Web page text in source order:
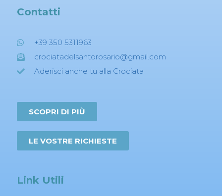
Contatti
+39 350 5311963
crociatadelsantorosario@gmail.com
Aderisci anche tu alla Crociata
SCOPRI DI PIÙ
LE VOSTRE RICHIESTE
Link Utili